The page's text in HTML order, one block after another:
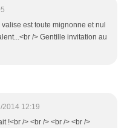
est toute mignonne et nul
/> Gentille invitation au
2014 12:19
!<br /> <br /> <br /> <br />